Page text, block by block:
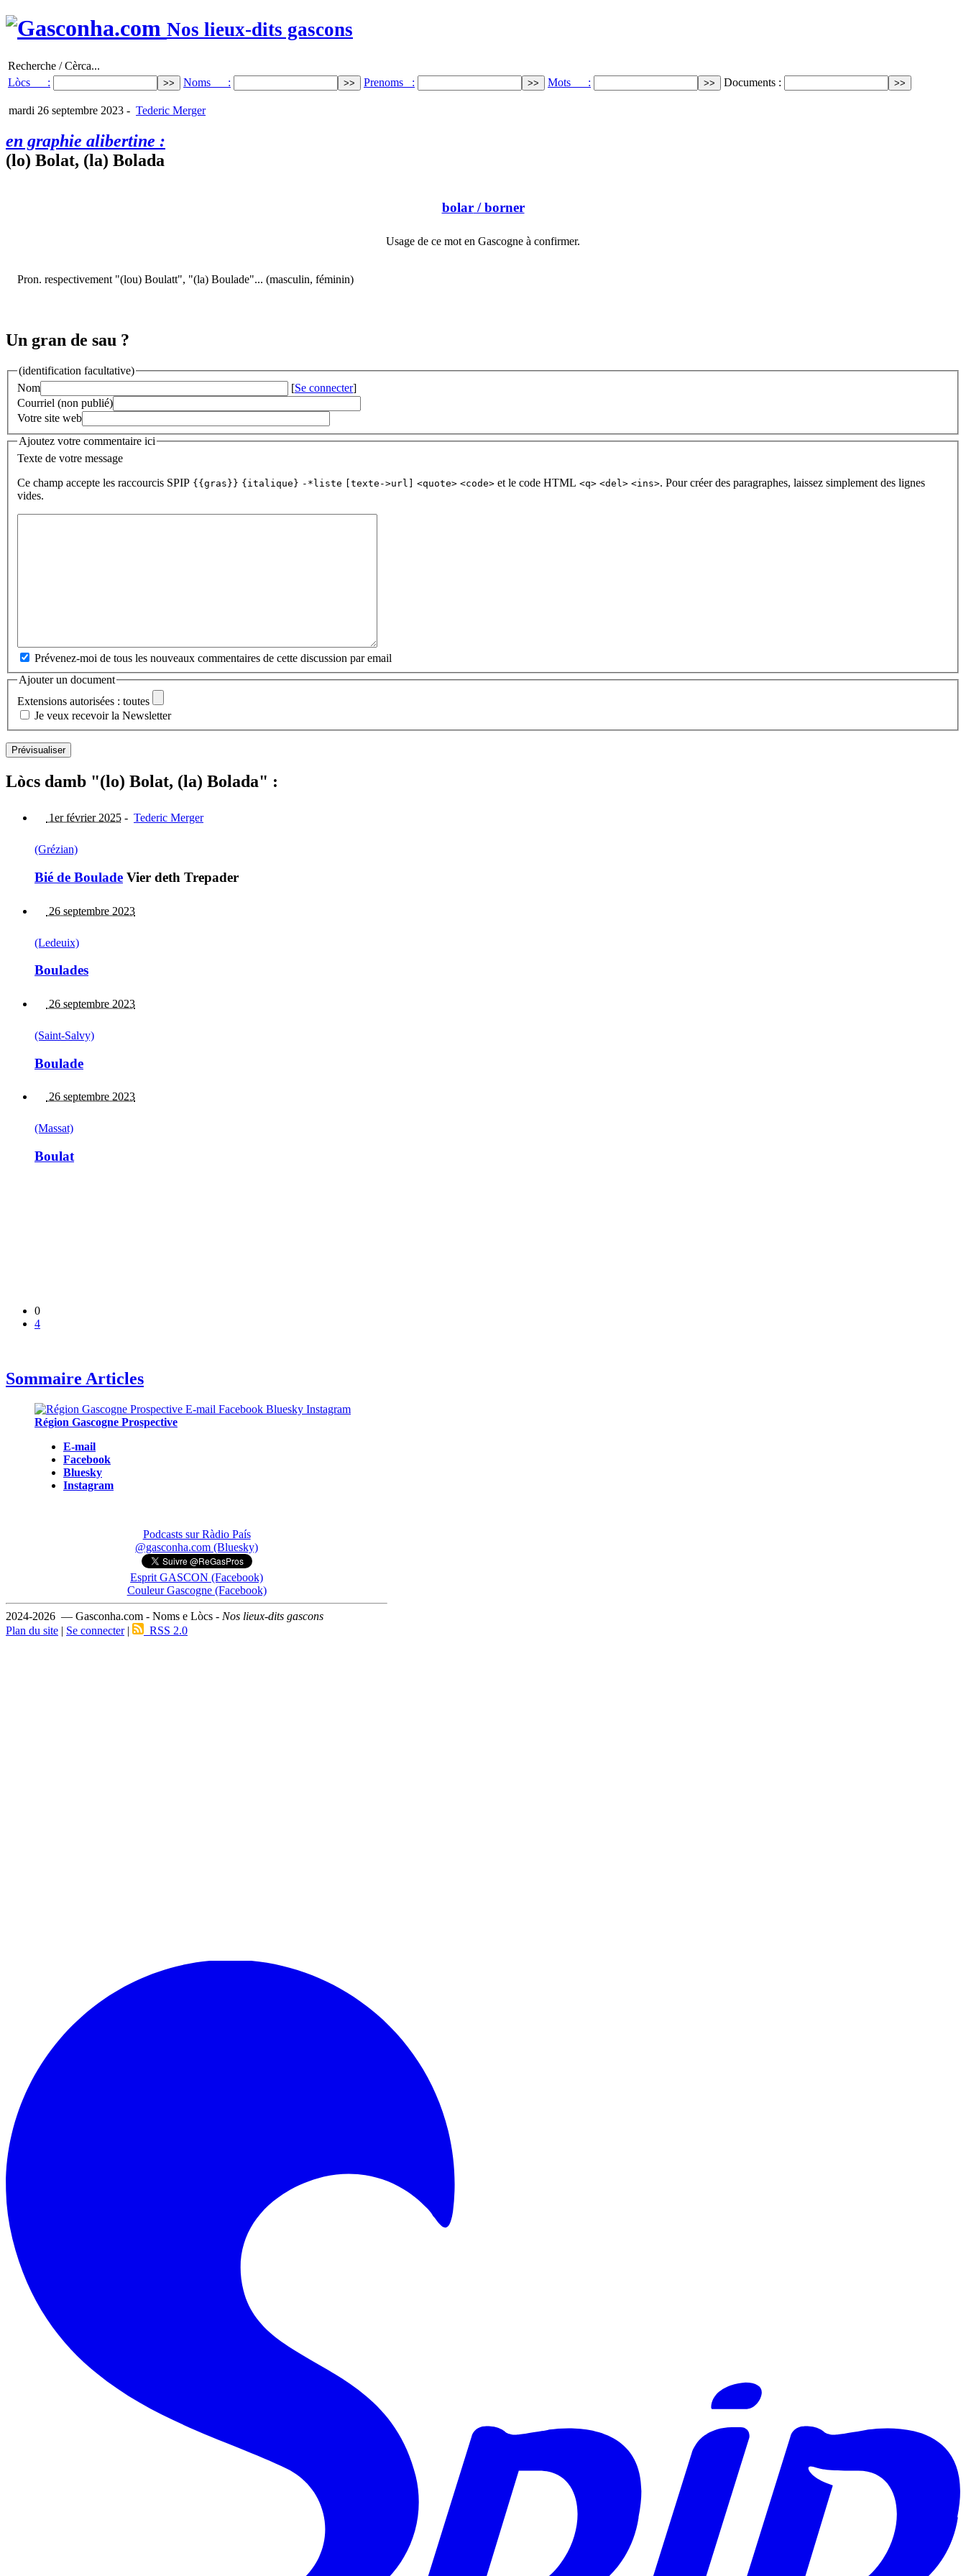
Nos lieux-dits gascons
Recherche / Cèrca...
Lòcs :
Noms : Prenoms : Mots : Documents :
mardi 26 septembre 2023 - Tederic Merger
en graphie alibertine :
(lo) Bolat, (la) Bolada
bolar/ borner
Usage de ce mot en Gascogne à confirmer.
Pron. respectivement "(lou) Boulatt", "(la) Boulade"... (masculin, féminin)
Un gran de sau ?
(identification facultative)
Nom
[Se connecter]
Courriel (non publié)
Votre site web
Ajoutez votre commentaire ici
Texte de votre message
Ce champ accepte les raccourcis SPIP {{gras}} {italique} -*liste [texte->url] <quote> <code> et le code HTML <q> <del> <ins>. Pour créer des paragraphes, laissez simplement des lignes
vides.
Prévenez-moi de tous les nouveaux commentaires de cette discussion par email
Ajouter un document
Extensions autorisées : toutes
Je veux recevoir la Newsletter
Lòcs damb "(lo) Bolat, (la) Bolada" :
1er février 2025 - Tederic Merger
(Grézian)
Bié de Boulade Vier deth Trepader
26 septembre 2023
(Ledeuix)
Boulades
26 septembre 2023
(Saint-Salvy)
Boulade
26 septembre 2023
(Massat)
Boulat
0
4
Sommaire Articles
Région Gascogne Prospective
E-mail
Facebook
Bluesky
Instagram
Podcasts sur Ràdio País
@gasconha.com (Bluesky)
Esprit GASCON (Facebook)
Couleur Gascogne (Facebook)
2024-2026 — Gasconha.com - Noms e Lòcs - Nos lieux-dits gascons
Plan du site | Se connecter| RSS 2.0